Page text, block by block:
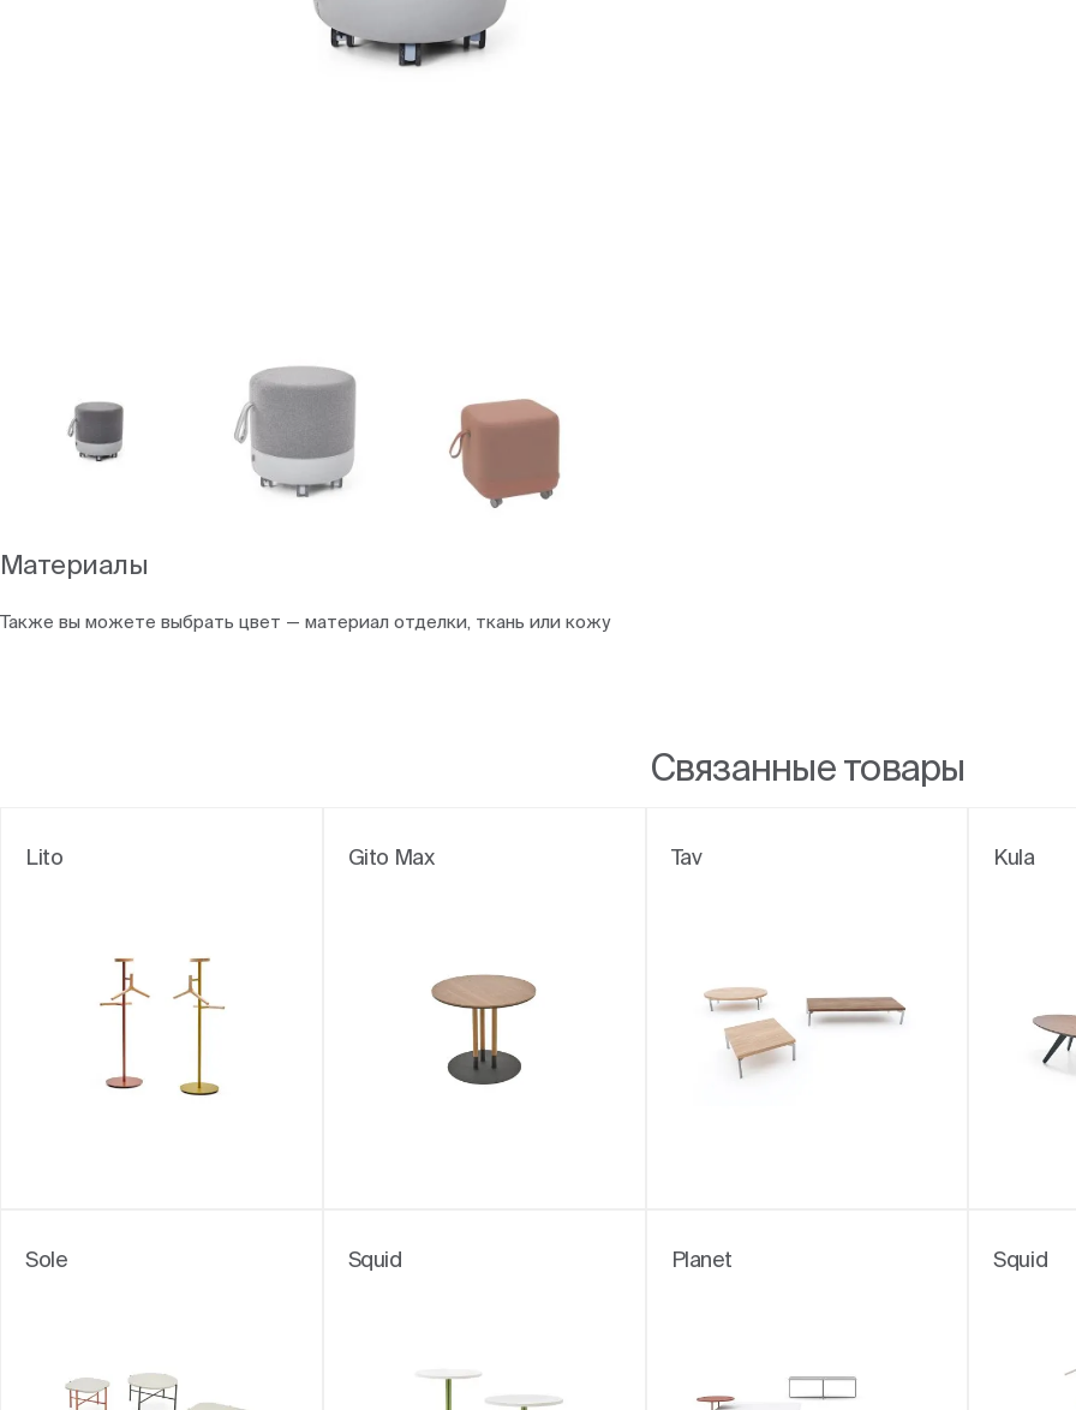
Материалы
Также вы можете выбрать цвет — материал отделки, ткань или кожу
Связанные товары
Lito Gito Max Tav Kula
Sole Squid Planet Squid